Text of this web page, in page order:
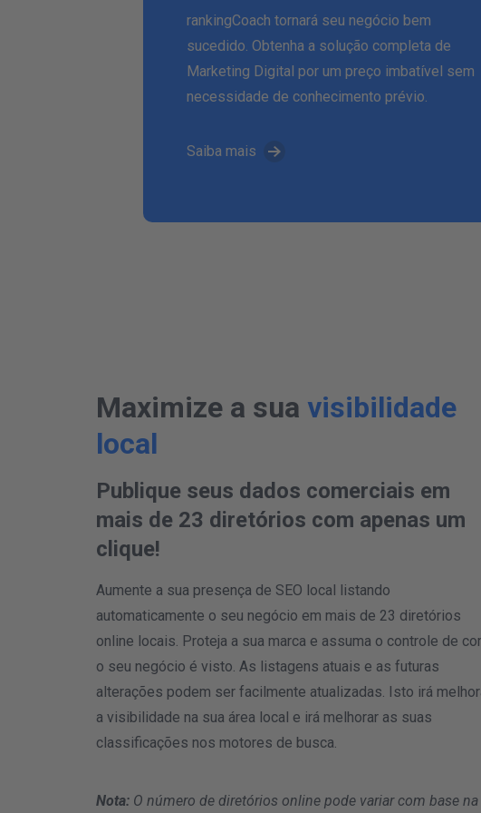
rankingCoach tornará seu negócio bem
sucedido. Obtenha a solução completa de
Marketing Digital por um preço imbatível sem
necessidade de conhecimento prévio.
Saiba mais
Maximize a sua visibilidade
local
Publique seus dados comerciais em
mais de 23 diretórios com apenas um
clique!
Aumente a sua presença de SEO local listando
automaticamente o seu negócio em mais de 23 diretórios
online locais. Proteja a sua marca e assuma o controle de
o seu negócio é visto. As listagens atuais e as futuras
alterações podem ser facilmente atualizadas. Isto irá
a visibilidade na sua área local e irá melhorar as suas
classificações nos motores de busca.
Nota: O número de diretórios online pode variar com base na